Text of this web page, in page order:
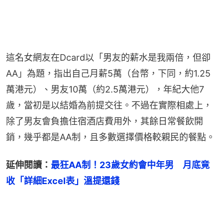
這名女網友在Dcard以「男友的薪水是我兩倍，但卻
AA」為題，指出自己月薪5萬（台幣，下同，約1.25
萬港元）、男友10萬（約2.5萬港元），年紀大他7
歲，當初是以結婚為前提交往。不過在實際相處上，
除了男友會負擔住宿酒店費用外，其餘日常餐飲開
銷，幾乎都是AA制，且多數選擇價格較親民的餐點。
延伸閱讀： 最狂AA制！23歲女約會中年男　月底竟
收「詳細Excel表」溫提還錢